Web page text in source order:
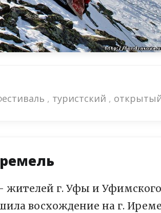
, туристский ,
жителей г. Уфы и
восхождение на г.